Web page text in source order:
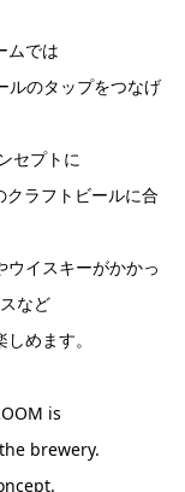
ムでは
ルのタップをつなげ
セプトに
ラフトビールに合
イスキーがかかっ
など
めます。
is
brewery.